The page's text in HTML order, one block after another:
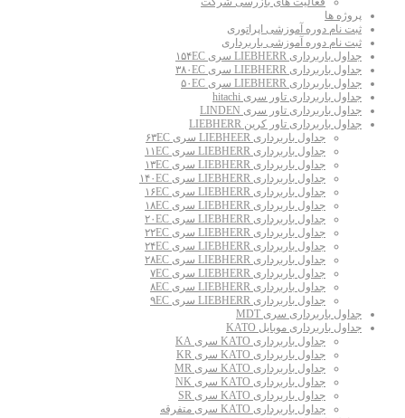
پروژه ها
ثبت نام دوره آموزشی اپراتوری
ثبت نام دوره آموزشی باربرداری
جداول باربرداری LIEBHERR سری ۱۵۴EC
جداول باربرداری LIEBHERR سری ۳۸۰EC
جداول باربرداری LIEBHERR سری ۵۰EC
جداول باربرداری تاور سری hitachi
جداول باربرداری تاور سری LINDEN
جداول باربرداری تاور کرین LIEBHERR
جداول باربرداری LIEBHEER سری ۶۳EC
جداول باربرداری LIEBHERR سری ۱۱EC
جداول باربرداری LIEBHERR سری ۱۳EC
جداول باربرداری LIEBHERR سری ۱۴۰EC
جداول باربرداری LIEBHERR سری ۱۶EC
جداول باربرداری LIEBHERR سری ۱۸EC
جداول باربرداری LIEBHERR سری ۲۰EC
جداول باربرداری LIEBHERR سری ۲۲EC
جداول باربرداری LIEBHERR سری ۲۴EC
جداول باربرداری LIEBHERR سری ۲۸EC
جداول باربرداری LIEBHERR سری ۷EC
جداول باربرداری LIEBHERR سری ۸EC
جداول باربرداری LIEBHERR سری ۹EC
جداول باربرداری سری MDT
جداول باربرداری موبایل KATO
جداول باربرداری KATO سری KA
جداول باربرداری KATO سری KR
جداول باربرداری KATO سری MR
جداول باربرداری KATO سری NK
جداول باربرداری KATO سری SR
جداول باربرداری KATO سری متفرقه